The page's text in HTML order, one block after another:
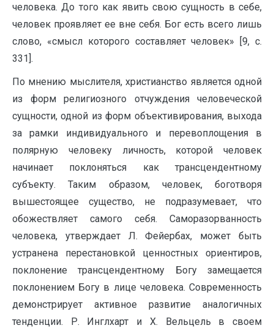
человека. До того как явить свою сущность в себе,
человек проявляет ее вне себя. Бог есть всего лишь
слово, «смысл которого составляет человек» [9, с.
331].
По мнению мыслителя, христианство является одной
из форм религиозного отчуждения человеческой
сущности, одной из форм объективирования, выхода
за рамки индивидуального и перевоплощения в
полярную человеку личность, которой человек
начинает поклоняться как трансцендентному
субъекту. Таким образом, человек, боготворя
вышестоящее существо, не подразумевает, что
обожествляет самого себя. Саморазорванность
человека, утверждает Л. Фейербах, может быть
устранена перестановкой ценностных ориентиров,
поклонение трансцендентному Богу замещается
поклонением Богу в лице человека. Современность
демонстрирует активное развитие аналогичных
тенденции. Р. Инглхарт и Х. Вельцель в своем